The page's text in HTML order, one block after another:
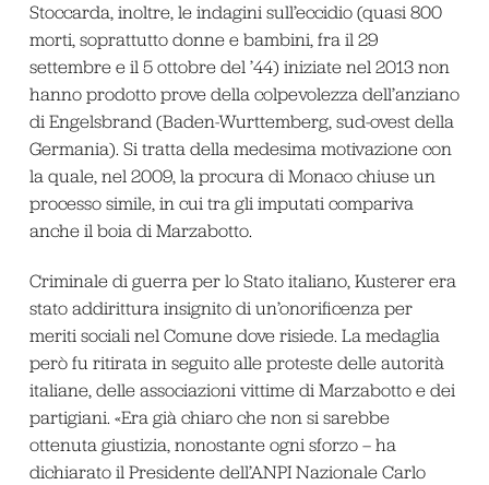
Stoccarda, inoltre, le indagini sull’eccidio (quasi 800
morti, soprattutto donne e bambini, fra il 29
settembre e il 5 ottobre del ’44) iniziate nel 2013 non
hanno prodotto prove della colpevolezza dell’anziano
di Engelsbrand (Baden-Wurttemberg, sud-ovest della
Germania). Si tratta della medesima motivazione con
la quale, nel 2009, la procura di Monaco chiuse un
processo simile, in cui tra gli imputati compariva
anche il boia di Marzabotto.
Criminale di guerra per lo Stato italiano, Kusterer era
stato addirittura insignito di un’onorificenza per
meriti sociali nel Comune dove risiede. La medaglia
però fu ritirata in seguito alle proteste delle autorità
italiane, delle associazioni vittime di Marzabotto e dei
partigiani. «Era già chiaro che non si sarebbe
ottenuta giustizia, nonostante ogni sforzo – ha
dichiarato il Presidente dell’ANPI Nazionale Carlo